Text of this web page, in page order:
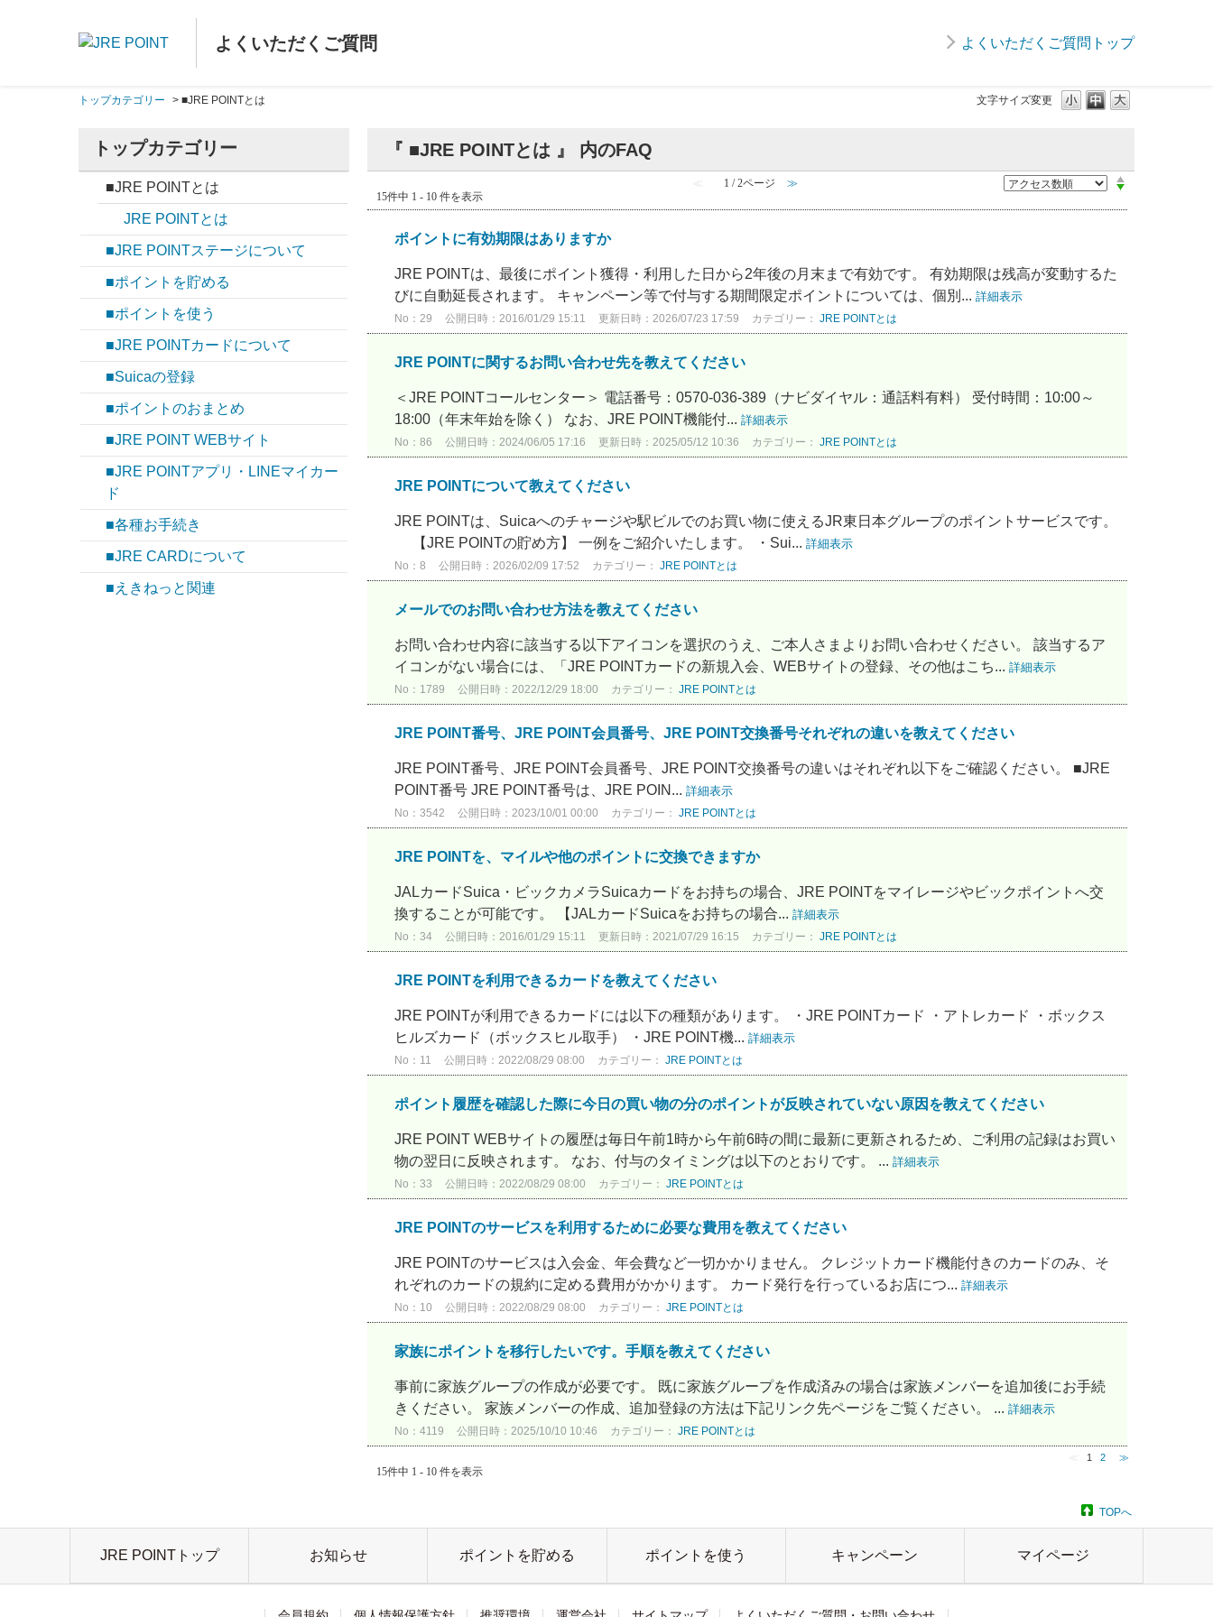
よくいただくご質問 よくいただくご質問トップ
文字サイズ変更
トップカテゴリー > ■JRE POINTとは
トップカテゴリー
■JRE POINTとは
JRE POINTとは
■JRE POINTステージについて
■ポイントを貯める
■ポイントを使う
■JRE POINTカードについて
■Suicaの登録
■ポイントのおまとめ
■JRE POINT WEBサイト
■JRE POINTアプリ・LINEマイカー
ド
■各種お手続き
■JRE CARDについて
■えきねっと関連
『 ■JRE POINTとは 』 内のFAQ
15件中 1 - 10 件を表示
≪ 1 / 2ページ ≫
ポイントに有効期限はありますか
JRE POINTは、最後にポイント獲得・利用した日から2年後の月末まで有効です。 有効期限は残高が変動するた
びに自動延長されます。 キャンペーン等で付与する期間限定ポイントについては、個別... 詳細表示
No：29 公開日時：2016/01/29 15:11 更新日時：2026/07/23 17:59 カテゴリー： JRE POINTとは
JRE POINTに関するお問い合わせ先を教えてください
＜JRE POINTコールセンター＞ 電話番号：0570-036-389（ナビダイヤル：通話料有料） 受付時間：10:00～
18:00（年末年始を除く） なお、JRE POINT機能付... 詳細表示
No：86 公開日時：2024/06/05 17:16 更新日時：2025/05/12 10:36 カテゴリー： JRE POINTとは
JRE POINTについて教えてください
JRE POINTは、Suicaへのチャージや駅ビルでのお買い物に使えるJR東日本グループのポイントサービスです。
【JRE POINTの貯め方】 一例をご紹介いたします。 ・Sui... 詳細表示
No：8 公開日時：2026/02/09 17:52 カテゴリー： JRE POINTとは
メールでのお問い合わせ方法を教えてください
お問い合わせ内容に該当する以下アイコンを選択のうえ、ご本人さまよりお問い合わせください。 該当するア
イコンがない場合には、「JRE POINTカードの新規入会、WEBサイトの登録、その他はこち... 詳細表示
No：1789 公開日時：2022/12/29 18:00 カテゴリー： JRE POINTとは
JRE POINT番号、JRE POINT会員番号、JRE POINT交換番号それぞれの違いを教えてください
JRE POINT番号、JRE POINT会員番号、JRE POINT交換番号の違いはそれぞれ以下をご確認ください。 ■JRE
POINT番号 JRE POINT番号は、JRE POIN... 詳細表示
No：3542 公開日時：2023/10/01 00:00 カテゴリー： JRE POINTとは
JRE POINTを、マイルや他のポイントに交換できますか
JALカードSuica・ビックカメラSuicaカードをお持ちの場合、JRE POINTをマイレージやビックポイントへ交
換することが可能です。 【JALカードSuicaをお持ちの場合... 詳細表示
No：34 公開日時：2016/01/29 15:11 更新日時：2021/07/29 16:15 カテゴリー： JRE POINTとは
JRE POINTを利用できるカードを教えてください
JRE POINTが利用できるカードには以下の種類があります。 ・JRE POINTカード ・アトレカード ・ボックス
ヒルズカード（ボックスヒル取手） ・JRE POINT機... 詳細表示
No：11 公開日時：2022/08/29 08:00 カテゴリー： JRE POINTとは
ポイント履歴を確認した際に今日の買い物の分のポイントが反映されていない原因を教えてください
JRE POINT WEBサイトの履歴は毎日午前1時から午前6時の間に最新に更新されるため、ご利用の記録はお買い
物の翌日に反映されます。 なお、付与のタイミングは以下のとおりです。 ... 詳細表示
No：33 公開日時：2022/08/29 08:00 カテゴリー： JRE POINTとは
JRE POINTのサービスを利用するために必要な費用を教えてください
JRE POINTのサービスは入会金、年会費など一切かかりません。 クレジットカード機能付きのカードのみ、そ
れぞれのカードの規約に定める費用がかかります。 カード発行を行っているお店につ... 詳細表示
No：10 公開日時：2022/08/29 08:00 カテゴリー： JRE POINTとは
家族にポイントを移行したいです。手順を教えてください
事前に家族グループの作成が必要です。 既に家族グループを作成済みの場合は家族メンバーを追加後にお手続
きください。 家族メンバーの作成、追加登録の方法は下記リンク先ページをご覧ください。 ... 詳細表示
No：4119 公開日時：2025/10/10 10:46 カテゴリー： JRE POINTとは
15件中 1 - 10 件を表示
1 2 ≫
TOPへ
JRE POINTトップ お知らせ ポイントを貯める ポイントを使う キャンペーン マイページ